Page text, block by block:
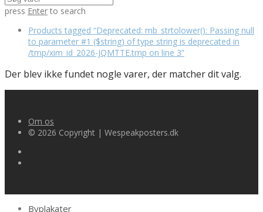
press Enter to search
Products tagged “Deprecated: mb_strtolower(): Passing null
to parameter #1 ($string) of type string is deprecated in
/tmp/xim_id_2026-JQMTTE.tmp on line 3”
Der blev ikke fundet nogle varer, der matcher dit valg.
Om os
© 2026 Copyright | Wespeakposters.dk
Byplakater